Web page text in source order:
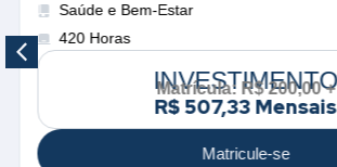
Saúde e Bem-Estar
420 Horas
Matricule-se
INVESTIMENTO
Matrícula: R$ 200,00 +
R$ 507,33 Mensais